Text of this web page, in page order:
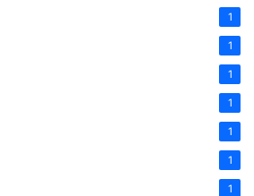
1
1
1
1
1
1
1